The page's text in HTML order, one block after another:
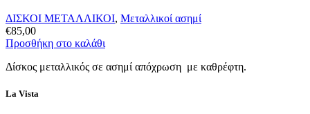
ΔΙΣΚΟΙ ΜΕΤΑΛΛΙΚΟΙ, Μεταλλικοί ασημί
€85,00
Προσθήκη στο καλάθι
Δίσκος μεταλλικός σε ασημί απόχρωση με καθρέφτη.
La Vista